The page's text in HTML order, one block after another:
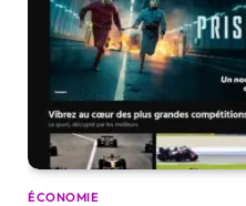
ÉCONOMIE